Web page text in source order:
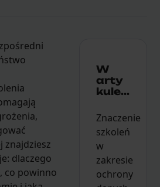
znajdziesz
dlaczego
co powinno
W
arty
kule...
Znaczenie
szkoleń
w
zakresie
ochrony